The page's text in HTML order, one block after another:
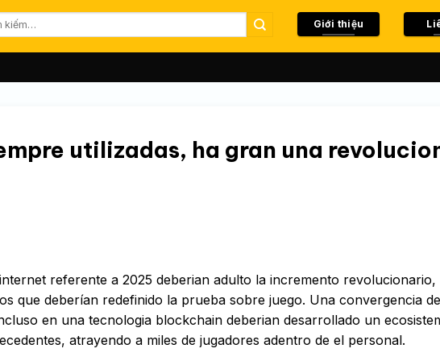
Giới thiệu
utilizadas, ha gran una
referente a 2025 deberian adulto la incremento revolucionario,
que deberían redefinido la prueba sobre juego. Una convergencia
en una tecnologia blockchain deberian desarrollado un
atrayendo a miles de jugadores adentro de el personal.